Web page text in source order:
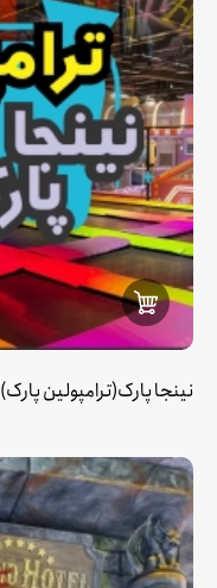
نینجا پارک(ترامپولین پارک)